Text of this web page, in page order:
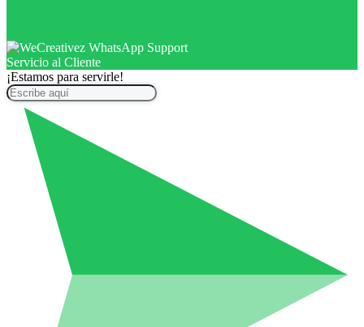
Servicio al Cliente
¡Estamos para servirle!